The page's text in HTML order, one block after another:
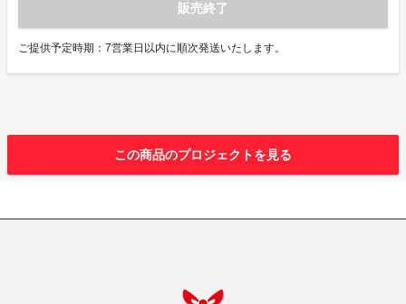
販売終了
ご提供予定時期：7営業日以内に順次発送いたします。
この商品のプロジェクトを見る